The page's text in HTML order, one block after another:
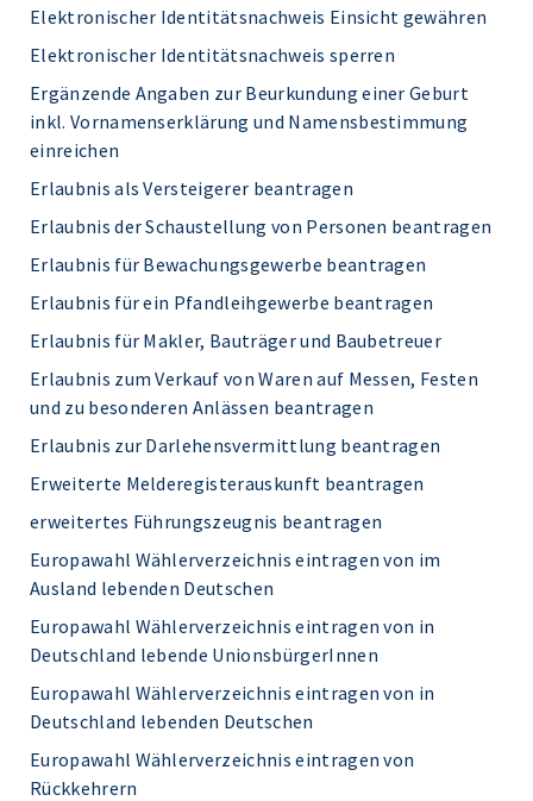
Elektronischer Identitätsnachweis Einsicht gewähren
Elektronischer Identitätsnachweis sperren
Ergänzende Angaben zur Beurkundung einer Geburt
inkl. Vornamenserklärung und Namensbestimmung
einreichen
Erlaubnis als Versteigerer beantragen
Erlaubnis der Schaustellung von Personen beantragen
Erlaubnis für Bewachungsgewerbe beantragen
Erlaubnis für ein Pfandleihgewerbe beantragen
Erlaubnis für Makler, Bauträger und Baubetreuer
Erlaubnis zum Verkauf von Waren auf Messen, Festen
und zu besonderen Anlässen beantragen
Erlaubnis zur Darlehensvermittlung beantragen
Erweiterte Melderegisterauskunft beantragen
erweitertes Führungszeugnis beantragen
Europawahl Wählerverzeichnis eintragen von im
Ausland lebenden Deutschen
Europawahl Wählerverzeichnis eintragen von in
Deutschland lebende UnionsbürgerInnen
Europawahl Wählerverzeichnis eintragen von in
Deutschland lebenden Deutschen
Europawahl Wählerverzeichnis eintragen von
Rückkehrern